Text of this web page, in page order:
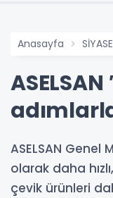
Anasayfa
ASELSAN Genel
olarak daha
çevik ürünleri